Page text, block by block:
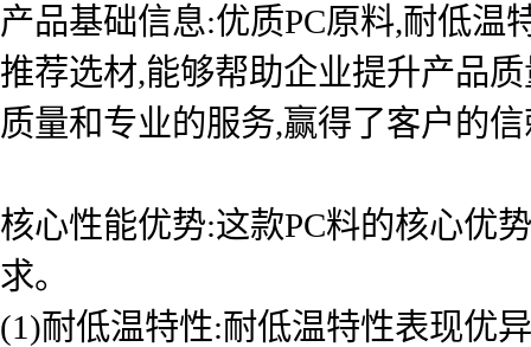
产品基础信息:优质PC原料,耐低温
推荐选材,能够帮助企业提升产品
质量和专业的服务,赢得了客户的
核心性能优势:这款PC料的核心优
求。
(1)耐低温特性:耐低温特性表现优